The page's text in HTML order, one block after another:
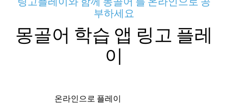
부하세요
몽골어 학습 앱 링고 플레
이
온라인으로 플레이